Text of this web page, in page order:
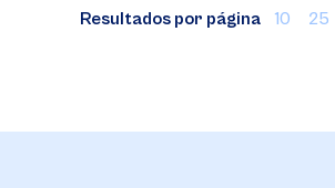
Resultados por página 10 25